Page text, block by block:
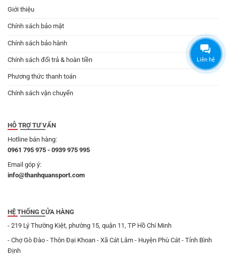
Giới thiệu
Chính sách bảo mật
Chính sách bảo hành
Chính sách đổi trả & hoàn tiền
Phương thức thanh toán
Chính sách vận chuyển
HỖ TRỢ TƯ VẤN
Hotline bán hàng:
0961 795 975 - 0939 975 995
Email góp ý:
info@thanhquansport.com
HỆ THỐNG CỬA HÀNG
- 219 Lý Thường Kiệt, phường 15, quận 11, TP Hồ Chí Minh
- Chợ Gò Đào - Thôn Đại Khoan - Xã Cát Lâm - Huyện Phù Cát - Tỉnh Bình
Định
Liên hệ